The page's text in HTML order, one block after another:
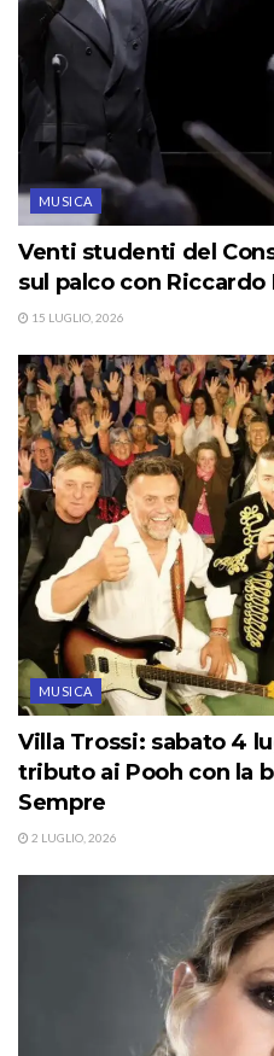
MUSICA
Venti studenti del
sul palco con Riccardo
15 LUGLIO, 2026
MUSICA
Villa Trossi: sabato 4
tributo ai Pooh con la
Sempre
2 LUGLIO, 2026